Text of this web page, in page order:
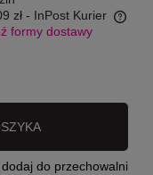
zł - InPost Kurier
płatności
formy dostawy
dodaj do przechowalni